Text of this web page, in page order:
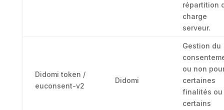
répartition
charge
serveur.
Didomi token /
euconsent-v2
Didomi
Gestion du
ou non
certaines
finalités ou
certains